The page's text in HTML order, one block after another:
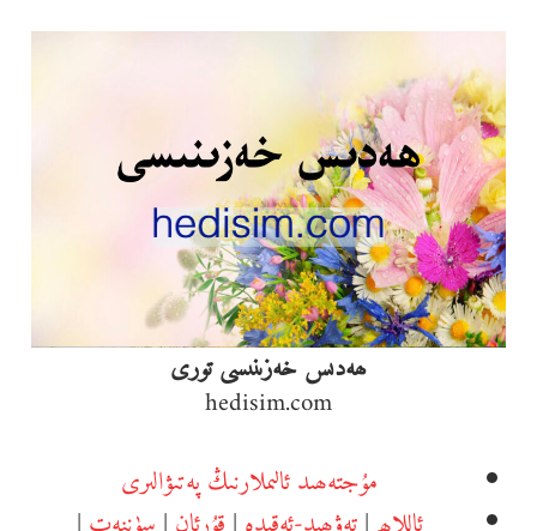
Skip
content
ھەدىس خەزىنىسى تورى
hedisim.com
مۇجتەھىد ئالىملارنىڭ پەتىۋالىرى